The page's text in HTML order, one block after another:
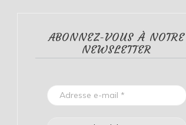
ABONNEZ-VOUS À NOTRE
NEWSLETTER